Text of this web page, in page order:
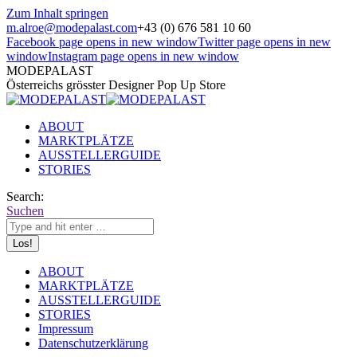
Zum Inhalt springen
m.alroe@modepalast.com+43 (0) 676 581 10 60
Facebook page opens in new windowTwitter page opens in new
windowInstagram page opens in new window
MODEPALAST
Österreichs grösster Designer Pop Up Store
ABOUT
MARKTPLÄTZE
AUSSTELLERGUIDE
STORIES
Search:
Suchen
ABOUT
MARKTPLÄTZE
AUSSTELLERGUIDE
STORIES
Impressum
Datenschutzerklärung